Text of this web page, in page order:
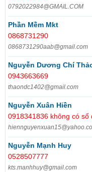
0792022984@GMAIL.COM
Phần Mềm Mkt
0868731290
0868731290aab@gmail.com
Nguyễn Dương Chí
0943663669
thaondc1402@gmail.com
Nguyễn Xuân Hiền
0918341836 không có số
Nguyễn Mạnh Huy
0528507777
kts.manhhuy@gmail.com